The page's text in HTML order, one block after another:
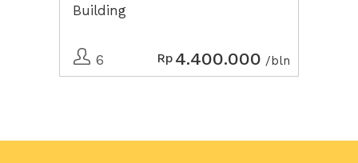
Building
6 Rp 4.400.000 /bln